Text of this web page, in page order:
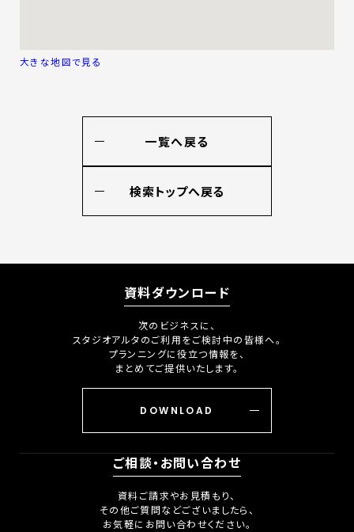
大きな地図で見る
一覧へ戻る
検索トップへ戻る
資料ダウンロード
次のビジネスに、
スタジオアルタのご利用をご検討中の皆様へ。
プランニングに役立つ情報を、
まとめてご提供いたします。
DOWNLOAD
ご相談・お問い合わせ
資料ご請求やお見積もり、
その他ご質問などございましたら、
お気軽にお問い合わせください。